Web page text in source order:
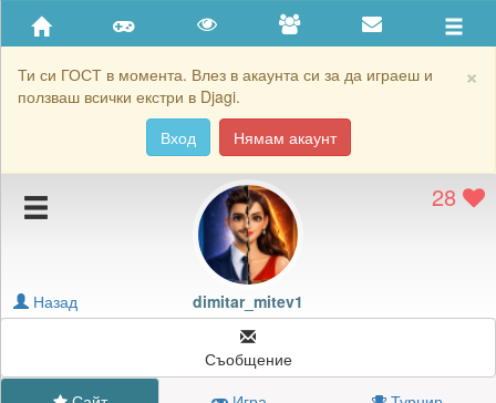
×
Ти си ГОСТ в момента. Влез в акаунта си за да играеш и
ползваш всички екстри в Djagi.
Вход
Нямам акаунт
Приятели
Хронология на игри
Подаръците на dimitar_mitev1
Картичките на dimitar_mitev1
Блокирай dimitar_mitev1
28
dimitar_mitev1
Назад
Съобщение